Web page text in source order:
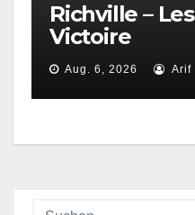
Richville –
Victoire
Aug. 6, 2026 Arif